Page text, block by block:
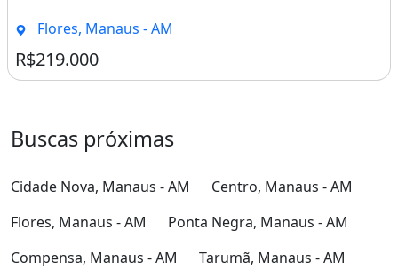
Flores, Manaus - AM
R$219.000
Buscas próximas
Cidade Nova, Manaus - AM
Centro, Manaus - AM
Flores, Manaus - AM
Ponta Negra, Manaus - AM
Compensa, Manaus - AM
Tarumã, Manaus - AM